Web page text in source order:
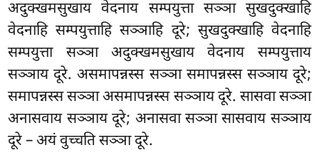
अदुक्खमसुखाय वेदनाय सम्पयुत्ता सञ्ञा सुखदुक्खाहि
वेदनाहि सम्पयुत्ताहि सञ्ञाहि दूरे; सुखदुक्खाहि वेदनाहि
सम्पयुत्ता सञ्ञा अदुक्खमसुखाय वेदनाय सम्पयुत्ताय
सञ्ञाय दूरे. असमापन्नस्स सञ्ञा समापन्नस्स सञ्ञाय दूरे;
समापन्नस्ससञ्ञा असमापन्नस्स सञ्ञाय दूरे. सासवा सञ्ञा
अनासवाय सञ्ञाय दूरे; अनासवा सञ्ञा सासवाय सञ्ञाय
दूरे – अयं वुच्चति सञ्ञा दूरे.